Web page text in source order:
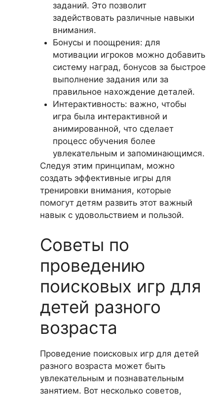
заданий. Это позволит
задействовать различные навыки
внимания.
Бонусы и поощрения: для
мотивации игроков можно добавить
систему наград, бонусов за быстрое
выполнение задания или за
правильное нахождение деталей.
Интерактивность: важно, чтобы
игра была интерактивной и
анимированной, что сделает
процесс обучения более
увлекательным и запоминающимся.
Следуя этим принципам, можно
создать эффективные игры для
тренировки внимания, которые
помогут детям развить этот важный
навык с удовольствием и пользой.
Советы по
проведению
поисковых игр для
детей разного
возраста
Проведение поисковых игр для детей
разного возраста может быть
увлекательным и познавательным
занятием. Вот несколько советов,